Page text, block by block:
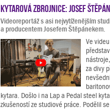
Kytarová zbrojnice: Josef
Videoreportáž s asi nejvytíženějším
a producentem Josefem Štěpánekem.
Ve
za divy
kytara. Došlo i na Lap a Pedal steel
zkušeností ze studiové práce. Podělil